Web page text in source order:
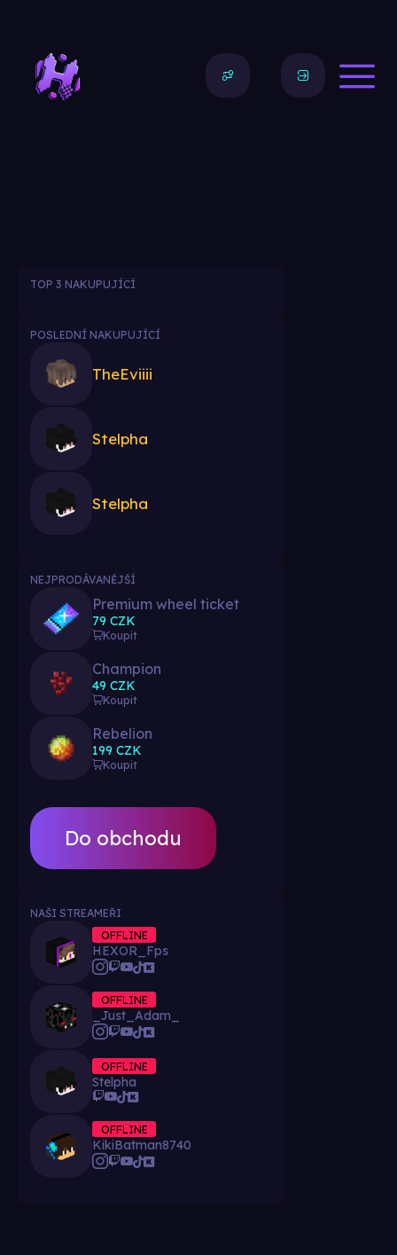
TOP 3 NAKUPUJÍCÍ
POSLEDNÍ NAKUPUJÍCÍ
TheEviiii
Stelpha
Stelpha
NEJPRODÁVANĚJŠÍ
Premium wheel ticket
79 CZK
Koupit
Champion
49 CZK
Koupit
Rebelion
199 CZK
Koupit
Do obchodu
NAŠI STREAMEŘI
OFFLINE
HEXOR_Fps
OFFLINE
_Just_Adam_
OFFLINE
Stelpha
OFFLINE
KikiBatman8740